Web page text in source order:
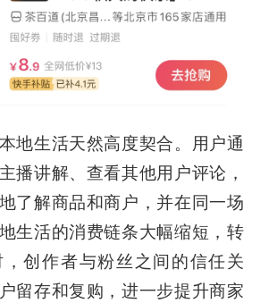
地生活天然高度契合。用户通
播讲解、查看其他用户评论，
了解商品和商户，并在同一场
生活的消费链条大幅缩短，转
创作者与粉丝之间的信任关
留存和复购，进一步提升商家